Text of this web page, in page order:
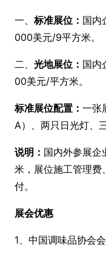
一、 标准展位： 国内
000美元/9平方米。
二、 光地展位： 国内
00美元/平方米。
标准展位配置： 一张
A）、两只日光灯、
说明： 国内外参展企
米，展位施工管理费
付。
展会优惠
1、中国调味品协会